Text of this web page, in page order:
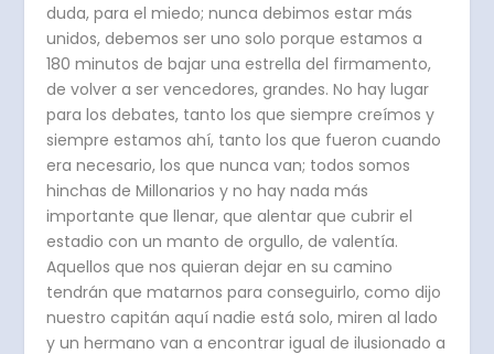
duda, para el miedo; nunca debimos estar más
unidos, debemos ser uno solo porque estamos a
180 minutos de bajar una estrella del firmamento,
de volver a ser vencedores, grandes. No hay lugar
para los debates, tanto los que siempre creímos y
siempre estamos ahí, tanto los que fueron cuando
era necesario, los que nunca van; todos somos
hinchas de Millonarios y no hay nada más
importante que llenar, que alentar que cubrir el
estadio con un manto de orgullo, de valentía.
Aquellos que nos quieran dejar en su camino
tendrán que matarnos para conseguirlo, como dijo
nuestro capitán aquí nadie está solo, miren al lado
y un hermano van a encontrar igual de ilusionado a